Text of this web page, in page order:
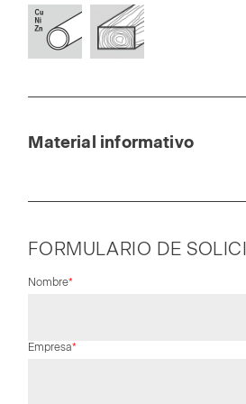
Material informativo
FORMULARIO DE
Campo
Nombre*
Campo
Empresa*